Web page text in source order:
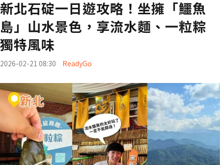
新北石碇一日遊攻略！坐擁「鱷魚
島」山水景色，享流水麵、一粒粽
獨特風味
2026-02-21 08:30 ReadyGo